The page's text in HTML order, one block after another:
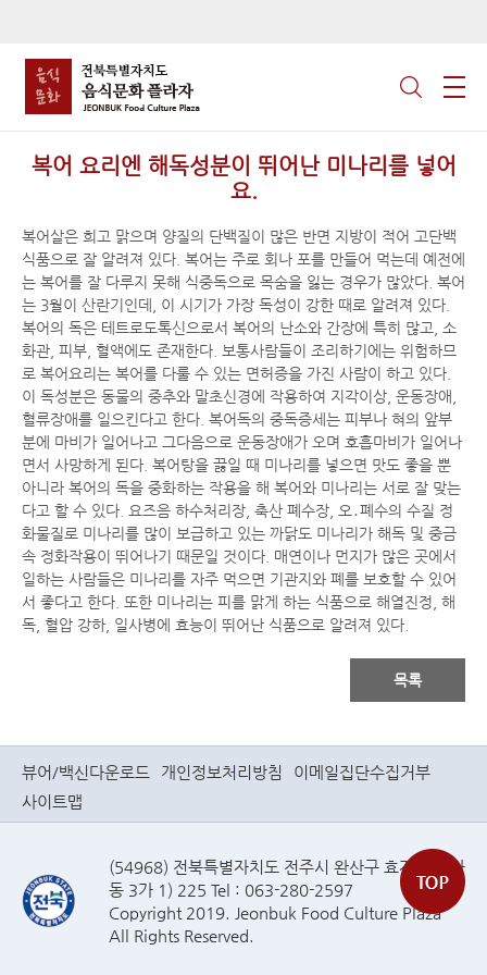
복어 요리엔 해독성분이 뛰어난 미나리를 넣어
요.
복어살은 희고 맑으며 양질의 단백질이 많은 반면 지방이 적어 고단백
식품으로 잘 알려져 있다. 복어는 주로 회나 포를 만들어 먹는데 예전에
는 복어를 잘 다루지 못해 식중독으로 목숨을 잃는 경우가 많았다. 복어
는 3월이 산란기인데, 이 시기가 가장 독성이 강한 때로 알려져 있다.
복어의 독은 테트로도톡신으로서 복어의 난소와 간장에 특히 많고, 소
화관, 피부, 혈액에도 존재한다. 보통사람들이 조리하기에는 위험하므
로 복어요리는 복어를 다룰 수 있는 면허증을 가진 사람이 하고 있다.
이 독성분은 동물의 중추와 말초신경에 작용하여 지각이상, 운동장애,
혈류장애를 일으킨다고 한다. 복어독의 중독증세는 피부나 혀의 앞부
분에 마비가 일어나고 그다음으로 운동장애가 오며 호흡마비가 일어나
면서 사망하게 된다. 복어탕을 끓일 때 미나리를 넣으면 맛도 좋을 뿐
아니라 복어의 독을 중화하는 작용을 해 복어와 미나리는 서로 잘 맞는
다고 할 수 있다. 요즈음 하수처리장, 축산 폐수장, 오․폐수의 수질 정
화물질로 미나리를 많이 보급하고 있는 까닭도 미나리가 해독 및 중금
속 정화작용이 뛰어나기 때문일 것이다. 매연이나 먼지가 많은 곳에서
일하는 사람들은 미나리를 자주 먹으면 기관지와 폐를 보호할 수 있어
서 좋다고 한다. 또한 미나리는 피를 맑게 하는 식품으로 해열진정, 해
독, 혈압 강하, 일사병에 효능이 뛰어난 식품으로 알려져 있다.
목록
뷰어/백신다운로드 개인정보처리방침
이메일집단수집거부
사이트맵
(54968) 전북특별자치도 전주시 완산구 효자로(효자
동 3가 1) 225 Tel : 063-280-2597
Copyright 2019. Jeonbuk Food Culture Plaza
All Rights Reserved.